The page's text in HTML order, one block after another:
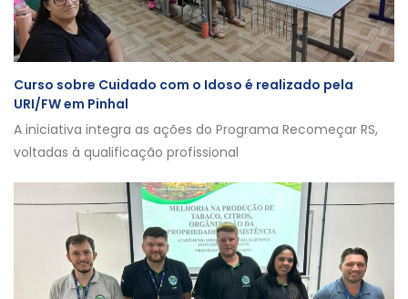
Curso sobre Cuidado com o Idoso é realizado pela
URI/FW em Pinhal
A iniciativa integra as ações do Programa Recomeçar RS,
voltadas à qualificação profissional